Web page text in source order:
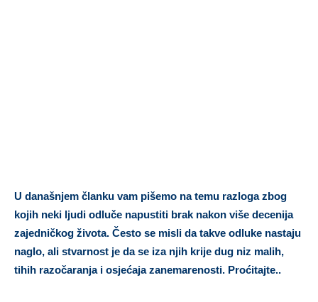
U današnjem članku vam pišemo na temu razloga zbog
kojih neki ljudi odluče napustiti brak nakon više decenija
zajedničkog života. Često se misli da takve odluke nastaju
naglo, ali stvarnost je da se iza njih krije dug niz malih,
tihih razočaranja i osjećaja zanemarenosti. Proćitajte..